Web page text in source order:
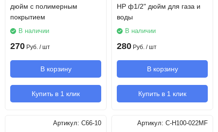
дюйм с полимерным
покрытием
В наличии
270 Руб. / шт
В корзину
Купить в 1 клик
НР ф1/2" дюйм для газа и
воды
В наличии
280 Руб. / шт
В корзину
Купить в 1 клик
Артикул: C66-10 Артикул: C-H100-022MF